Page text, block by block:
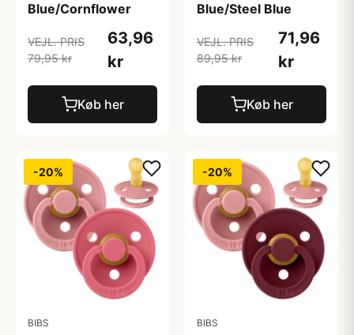
Blue/Cornflower
VEJL. PRIS
79,95 kr
63,96
kr
Køb her
Blue/Steel Blue
VEJL. PRIS
89,95 kr
71,96
kr
Køb her
-20%
BIBS
-20%
BIBS